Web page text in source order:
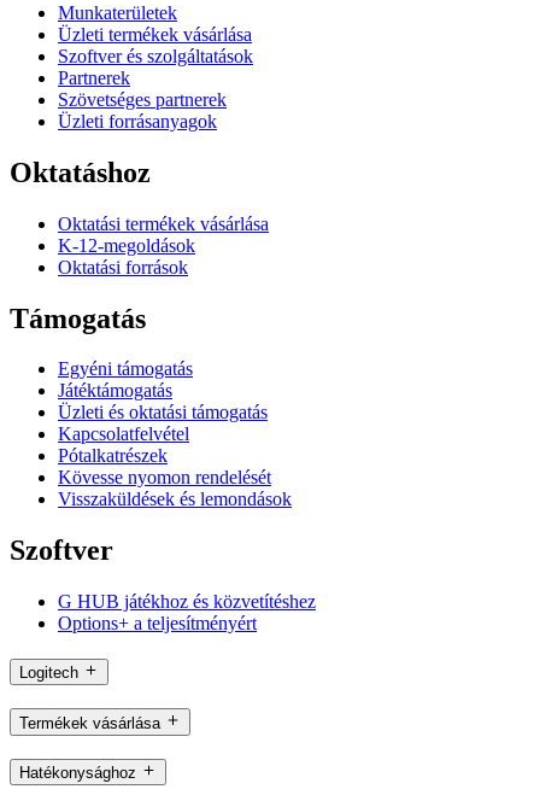
Munkaterületek
Üzleti termékek vásárlása
Szoftver és szolgáltatások
Partnerek
Szövetséges partnerek
Üzleti forrásanyagok
Oktatáshoz
Oktatási termékek vásárlása
K-12-megoldások
Oktatási források
Támogatás
Egyéni támogatás
Játéktámogatás
Üzleti és oktatási támogatás
Kapcsolatfelvétel
Pótalkatrészek
Kövesse nyomon rendelését
Visszaküldések és lemondások
Szoftver
G HUB játékhoz és közvetítéshez
Options+ a teljesítményért
Logitech
Termékek vásárlása
Hatékonysághoz